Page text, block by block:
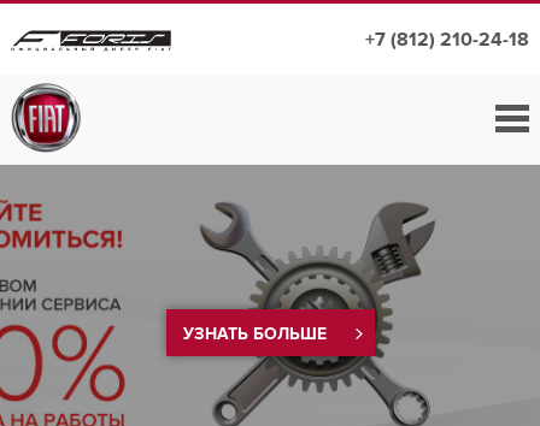
+7 (812) 210-24-18
УЗНАТЬ БОЛЬШЕ